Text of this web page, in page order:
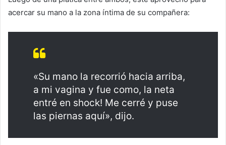
acercar su mano a la zona íntima de su compañera:
«Su mano la recorrió hacia arriba,
a mi vagina y fue como, la neta
entré en shock! Me cerré y puse
las piernas aquí», dijo.